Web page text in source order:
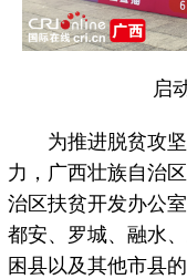
启动
为推进脱贫攻坚
力，广西壮族自治
治区扶贫开发办公
都安、罗城、融水
困县以及其他市县